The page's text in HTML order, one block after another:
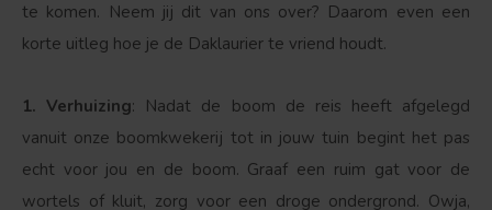
te komen. Neem jij dit van ons over? Daarom even een
korte uitleg hoe je de Daklaurier te vriend houdt.
1. Verhuizing: Nadat de boom de reis heeft afgelegd
vanuit onze boomkwekerij tot in jouw tuin begint het pas
echt voor jou en de boom. Graaf een ruim gat voor de
wortels of kluit, zorg voor een droge ondergrond. Owja,